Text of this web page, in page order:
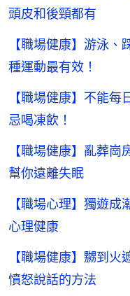
頭皮和後頸都有
【職場健康】游泳
種運動最有效！
【職場健康】不能
忌喝凍飲！
【職場健康】亂葬
幫你遠離失眠
【職場心理】獨遊
心理健康
【職場健康】嬲到
憤怒說話的方法